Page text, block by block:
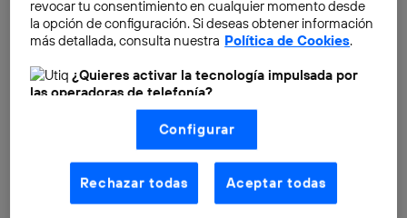
revocar tu consentimiento en cualquier momento desde
la opción de configuración. Si deseas obtener información
más detallada, consulta nuestra Política de Cookies.
¿Quieres activar la tecnología impulsada por
las operadoras de telefonía?
Nosotros, Telefónica S.A., utilizamos la tecnología Utiq para
realizar nuestras acciones de marketing digital o análisis
(como se describe en este aviso de consentimiento)
basadas en tu navegación en nuestra(s) web(s)
aquí(solo cuando utilizas una conexión a
internet habilitada , proporcionada por una de las
operadoras de telefonía participantes, y otorgas tu
Configurar
Rechazar todas Aceptar todas